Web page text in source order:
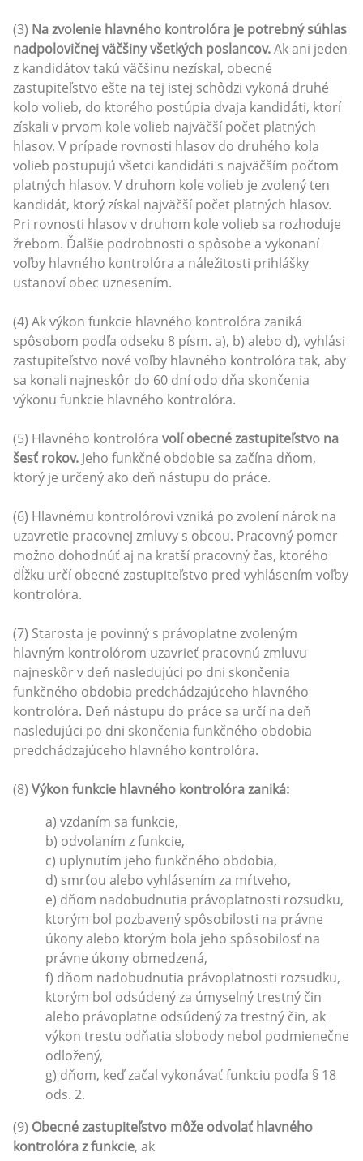
(3) Na zvolenie hlavného kontrolóra je potrebný súhlas
nadpolovičnej väčšiny všetkých poslancov.Ak ani jeden
z kandidátov takú väčšinu nezískal, obecné
zastupiteľstvo ešte na tej istej schôdzi vykoná druhé
kolo volieb, do ktorého postúpia dvaja kandidáti, ktorí
získali v prvom kole volieb najväčší počet platných
hlasov. V prípade rovnosti hlasov do druhého kola
volieb postupujú všetci kandidáti s najväčším počtom
platných hlasov. V druhom kole volieb je zvolený ten
kandidát, ktorý získal najväčší počet platných hlasov.
Pri rovnosti hlasov v druhom kole volieb sa rozhoduje
žrebom. Ďalšie podrobnosti o spôsobe a vykonaní
voľby hlavného kontrolóra a náležitosti prihlášky
ustanoví obec uznesením.
(4) Ak výkon funkcie hlavného kontrolóra zaniká
spôsobom podľa odseku 8 písm. a), b) alebo d), vyhlási
zastupiteľstvo nové voľby hlavného kontrolóra tak, aby
sa konali najneskôr do 60 dní odo dňa skončenia
výkonu funkcie hlavného kontrolóra.
(5) Hlavného kontrolóra volí obecné zastupiteľstvo na
šesť rokov. Jeho funkčné obdobie sa začína dňom,
ktorý je určený ako deň nástupu do práce.
(6) Hlavnému kontrolórovi vzniká po zvolení nárok na
uzavretie pracovnej zmluvy s obcou. Pracovný pomer
možno dohodnúť aj na kratší pracovný čas, ktorého
dĺžku určí obecné zastupiteľstvo pred vyhlásením voľby
kontrolóra.
(7) Starosta je povinný s právoplatne zvoleným
hlavným kontrolórom uzavrieť pracovnú zmluvu
najneskôr v deň nasledujúci po dni skončenia
funkčného obdobia predchádzajúceho hlavného
kontrolóra. Deň nástupu do práce sa určí na deň
nasledujúci po dni skončenia funkčného obdobia
predchádzajúceho hlavného kontrolóra.
(8) Výkon funkcie hlavného kontrolóra zaniká:
a) vzdaním sa funkcie,
b) odvolaním z funkcie,
c) uplynutím jeho funkčného obdobia,
d) smrťou alebo vyhlásením za mŕtveho,
e) dňom nadobudnutia právoplatnosti rozsudku,
ktorým bol pozbavený spôsobilosti na právne
úkony alebo ktorým bola jeho spôsobilosť na
právne úkony obmedzená,
f) dňom nadobudnutia právoplatnosti rozsudku,
ktorým bol odsúdený za úmyselný trestný čin
alebo právoplatne odsúdený za trestný čin, ak
výkon trestu odňatia slobody nebol podmienečne
odložený,
g) dňom, keď začal vykonávať funkciu podľa § 18
ods. 2.
(9) Obecné zastupiteľstvo môže odvolať hlavného
kontrolóra z funkcie, ak